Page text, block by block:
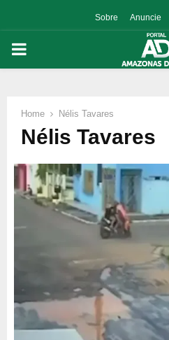
Sobre Anuncie
PRIMARY
Home Nélis Tavares
Nélis Tavares